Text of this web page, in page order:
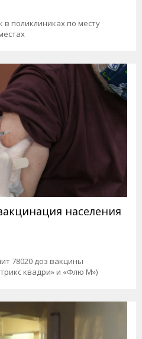
поликлиниках по месту
населения
78020 доз вакцины
квадри» и «Флю М»)